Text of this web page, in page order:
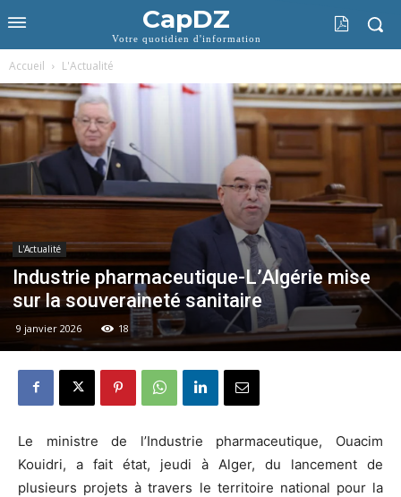
CapDZ
Votre quotidien d'information
Accueil L'Actualité
L'Actualité
Industrie pharmaceutique-L’Algérie mise
sur la souveraineté sanitaire
9 janvier 2026 18
Le ministre de l’Industrie pharmaceutique, Ouacim
Kouidri, a fait état, jeudi à Alger, du lancement de
plusieurs projets à travers le territoire national pour la